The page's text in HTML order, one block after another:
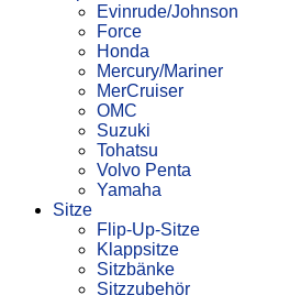
Evinrude/Johnson
Force
Honda
Mercury/Mariner
MerCruiser
OMC
Suzuki
Tohatsu
Volvo Penta
Yamaha
Sitze
Flip-Up-Sitze
Klappsitze
Sitzbänke
Sitzzubehör